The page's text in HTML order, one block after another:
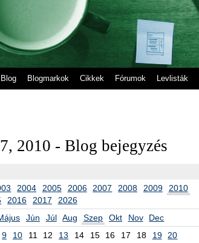
Blog Blogmarkok Cikkek Fórumok Levlisták
2010 - Blog bejegyzés
2004 2005 2006 2007 2008 2009
2010
2016 2017
2026
Jún Júl Aug Szep Okt Nov
Dec
9 10 11 12 13 14 15 16 17 18 19
20